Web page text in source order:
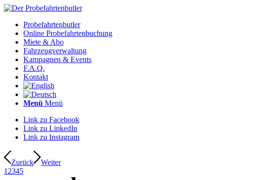
Probefahrtenbutler
Online Probefahrtenbuchung
Miete & Abo
Fahrzeugverwaltung
Kampagnen & Events
F.A.Q.
Kontakt
Menü Menü
Link zu Facebook
Link zu LinkedIn
Link zu Instagram
Zurück
Weiter
1 2345